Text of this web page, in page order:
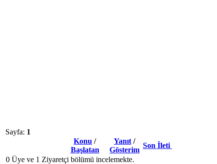
Sayfa: 1
Konu /
Başlatan
Yanıt /
Gösterim
Son İleti
0 Üye ve 1 Ziyaretçi bölümü incelemekte.